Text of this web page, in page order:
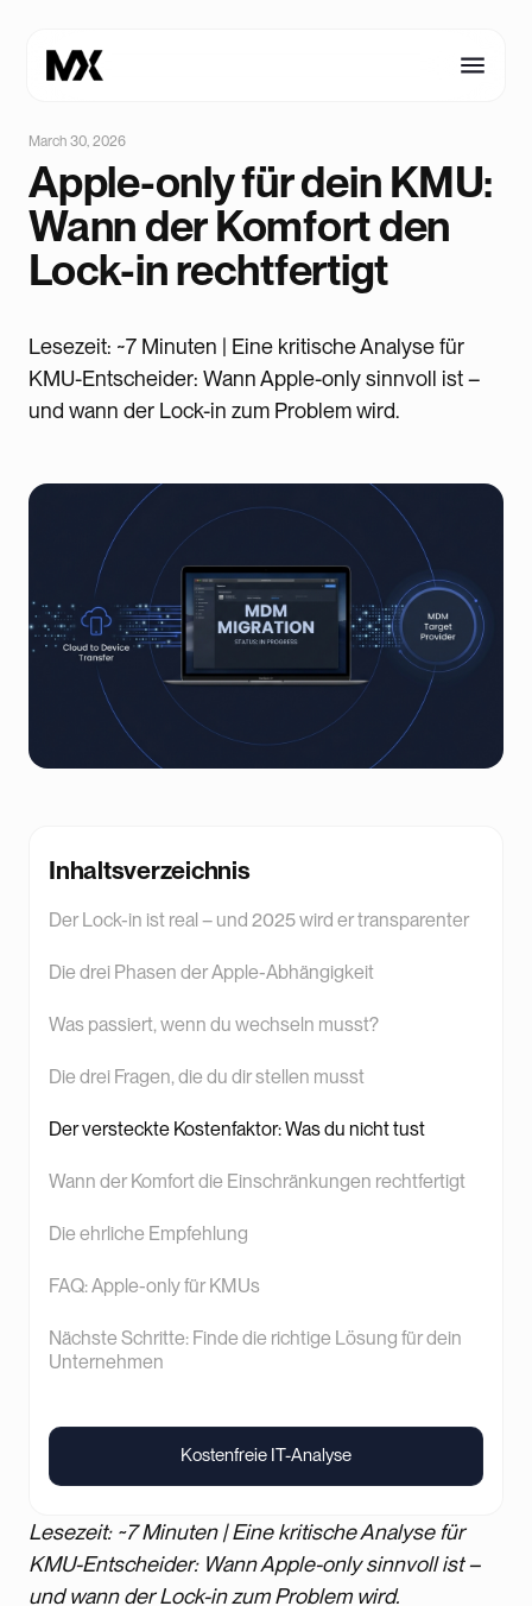
March 30, 2026
Apple-only für dein KMU:
Wann der Komfort den
Lock-in rechtfertigt
Lesezeit: ~7 Minuten | Eine kritische Analyse für
KMU-Entscheider: Wann Apple-only sinnvoll ist –
und wann der Lock-in zum Problem wird.
Inhaltsverzeichnis
Der Lock-in ist real – und 2025 wird er transparenter
Die drei Phasen der Apple-Abhängigkeit
Was passiert, wenn du wechseln musst?
Die drei Fragen, die du dir stellen musst
Der versteckte Kostenfaktor: Was du nicht tust
Wann der Komfort die Einschränkungen rechtfertigt
Die ehrliche Empfehlung
FAQ: Apple-only für KMUs
Nächste Schritte: Finde die richtige Lösung für dein
Unternehmen
Kostenfreie IT-Analyse
Lesezeit: ~7 Minuten | Eine kritische Analyse für
KMU-Entscheider: Wann Apple-only sinnvoll ist –
und wann der Lock-in zum Problem wird.